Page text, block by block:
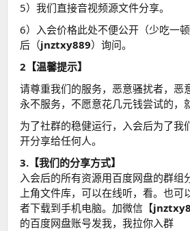
5）我们直接音视频源文件分享。
6）入会价格此处不便公开（少吃一
后（jnztxy889）询问。
2【温馨提示】
请尊重我们的服务，恶意骚扰者，恶
永不服务，不愿意花几元钱尝试的，
为了社群的稳健运行，入会后为了我
开分享给任何人。
3.【我们的分享方式】
入会后的所有资源用百度网盘的群组
上角文件库，可以在线听，看。也可
者下载到手机电脑。加微信【
的百度网盘账号发我，我拉你入群